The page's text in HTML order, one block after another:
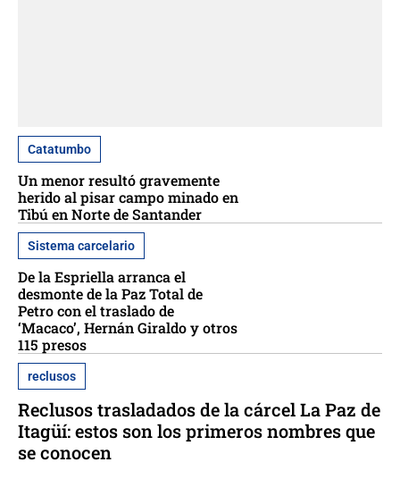
Catatumbo
Un menor resultó gravemente
herido al pisar campo minado en
Tibú en Norte de Santander
Sistema carcelario
De la Espriella arranca el
desmonte de la Paz Total de
Petro con el traslado de
‘Macaco’, Hernán Giraldo y otros
115 presos
reclusos
Reclusos trasladados de la cárcel La Paz de
Itagüí: estos son los primeros nombres que
se conocen